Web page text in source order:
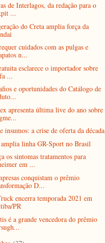
de Interlagos, da redação para o
...
do Creta amplia força da
cuidados com as pulgas e
n...
esclarece o importador sobre
...
e oportunidades do Catálogo de
apresenta última live do ano sobre
insumos: a crise de oferta da década
amplia linha GR-Sport no Brasil
os sintomas tratamentos para
em ...
conquistam o prêmio
D...
encerra temporada 2021 em
PR
é a grande vencedora do prêmio